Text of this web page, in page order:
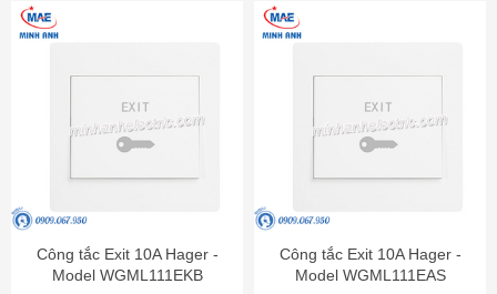
Công tắc Exit 10A Hager -
Model WGML111EKB
Công tắc Exit 10A Hager -
Model WGML111EAS